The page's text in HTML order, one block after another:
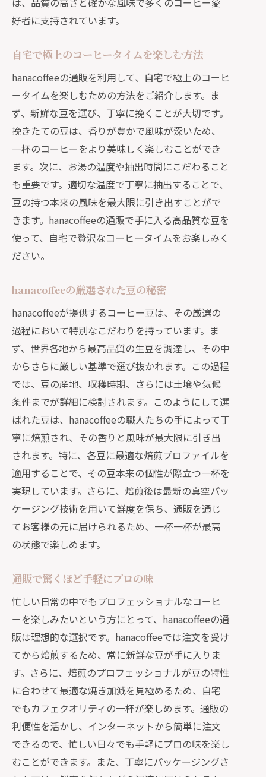
自家焙煎コーヒーの風味を最大限に引
通販で手軽に手に入るフレッシュな豆
自宅で楽しむ本格コーヒーの魅力
hanacoffeeの通販が届ける新鮮な一杯
hanacoffeeの通販でプロフェッショナルな
味わいを自宅で
自宅でプロの味を再現する方法
hanacoffeeの豆で作る完璧な一杯
通販で手に入れる専門店の味
hanacoffeeの豆がもたらす贅沢な体験
自宅で楽しむバリスタ品質のコーヒー
ト
hanacoffeeの豆を最大限に楽しむ方法
自宅でのコーヒータイムを格上げする
秘訣
通販で手に入る新鮮なコーヒー豆の選
び方
自家焙煎コーヒーを通販で購入するメ
リット
hanacoffeeの通販で失敗しない選び方
自家焙煎のコーヒー豆を長持ちさせる
コツ
忙しい日々に最適なhanacoffeeの通販コー
ヒー
忙しい朝でも楽しめる手軽な一杯
ヒー
hanacoffeeの豆で作る簡単レシピ
忙しい日常に贅沢をプラスする方法
通販で手軽に楽しむ新鮮なコーヒー
仕事の合間に一息つけるhanacoffeeの
魅力
通販で自家焙煎コーヒーを楽しむ理由と
は？
hanacoffeeの通販が選ばれる理由
自宅で味わう新鮮なコーヒーの魅力
好者に支持されています。
自宅で極上のコーヒータイムを楽しむ方法
hanacoffeeの通販を利用して、自宅で極上のコーヒ
ータイムを楽しむための方法をご紹介します。ま
ず、新鮮な豆を選び、丁寧に挽くことが大切です。
挽きたての豆は、香りが豊かで風味が深いため、
一杯のコーヒーをより美味しく楽しむことができ
ます。次に、お湯の温度や抽出時間にこだわること
も重要です。適切な温度で丁寧に抽出することで、
豆の持つ本来の風味を最大限に引き出すことがで
きます。hanacoffeeの通販で手に入る高品質な豆を
使って、自宅で贅沢なコーヒータイムをお楽しみく
ださい。
hanacoffeeの厳選された豆の秘密
hanacoffeeが提供するコーヒー豆は、その厳選の
過程において特別なこだわりを持っています。ま
ず、世界各地から最高品質の生豆を調達し、その中
からさらに厳しい基準で選び抜かれます。この過程
では、豆の産地、収穫時期、さらには土壌や気候
条件までが詳細に検討されます。このようにして選
ばれた豆は、hanacoffeeの職人たちの手によって丁
寧に焙煎され、その香りと風味が最大限に引き出
されます。特に、各豆に最適な焙煎プロファイルを
適用することで、その豆本来の個性が際立つ一杯を
実現しています。さらに、焙煎後は最新の真空パッ
ケージング技術を用いて鮮度を保ち、通販を通じ
てお客様の元に届けられるため、一杯一杯が最高
の状態で楽しめます。
通販で驚くほど手軽にプロの味
忙しい日常の中でもプロフェッショナルなコーヒ
ーを楽しみたいという方にとって、hanacoffeeの通
販は理想的な選択です。hanacoffeeでは注文を受け
てから焙煎するため、常に新鮮な豆が手に入りま
す。さらに、焙煎のプロフェッショナルが豆の特性
に合わせて最適な焼き加減を見極めるため、自宅
でもカフェクオリティの一杯が楽しめます。通販の
利便性を活かし、インターネットから簡単に注文
できるので、忙しい日々でも手軽にプロの味を楽し
むことができます。また、丁寧にパッケージングさ